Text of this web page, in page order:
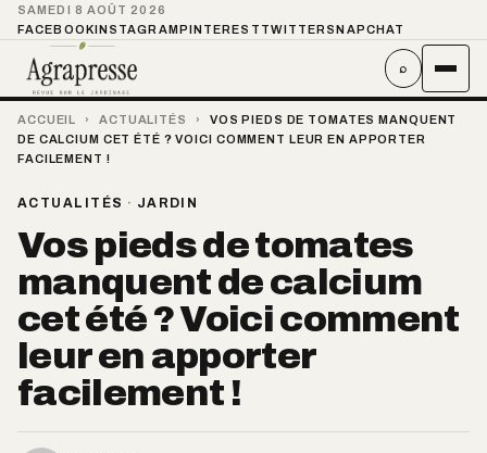
SAMEDI 8 AOÛT 2026
FACEBOOKINSTAGRAMPINTEREST TWITTER SNAPCHAT
⌕
ACCUEIL › ACTUALITÉS ›
VOS PIEDS DE TOMATES MANQUENT
DE CALCIUM CET ÉTÉ ? VOICI COMMENT LEUR EN APPORTER
FACILEMENT !
ACTUALITÉS · JARDIN
Vos pieds de tomates
manquent de calcium
cet été ? Voici comment
leur en apporter
facilement !